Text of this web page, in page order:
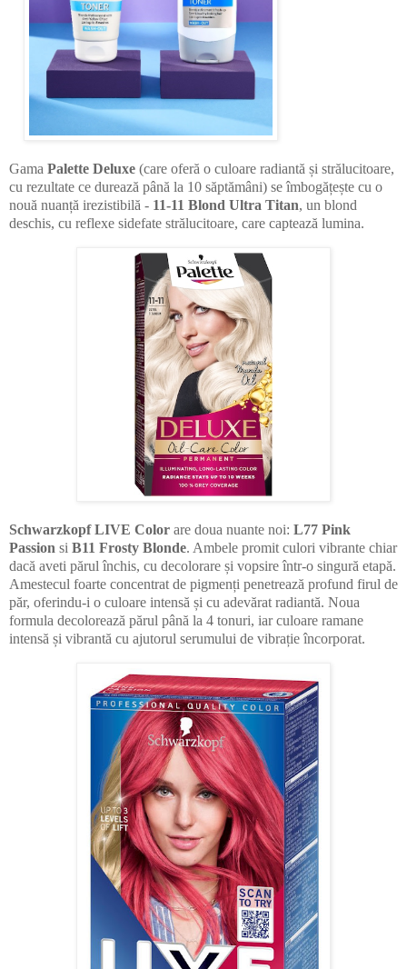
Gama Palette Deluxe (care oferă o culoare radiantă și strălucitoare,
cu rezultate ce durează până la 10 săptămâni) se îmbogățește cu o
nouă nuanță irezistibilă - 11-11 Blond Ultra Titan, un blond
deschis, cu reflexe sidefate strălucitoare, care captează lumina.
Schwarzkopf LIVE Color are doua nuante noi: L77 Pink
Passion si B11 Frosty Blonde. Ambele promit culori vibrante chiar
dacă aveti părul închis, cu decolorare și vopsire într-o singură etapă.
Amestecul foarte concentrat de pigmenți penetrează profund firul de
păr, oferindu-i o culoare intensă și cu adevărat radiantă. Noua
formula decolorează părul până la 4 tonuri, iar culoare ramane
intensă și vibrantă cu ajutorul serumului de vibrație încorporat.